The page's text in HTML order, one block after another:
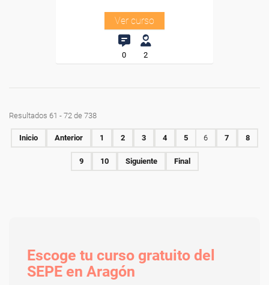
Ver curso
0 2
Resultados 61 - 72 de 738
Inicio Anterior 1 2 3 4 5 6 7 8
9 10 Siguiente Final
Escoge tu curso gratuito del
SEPE en Aragón